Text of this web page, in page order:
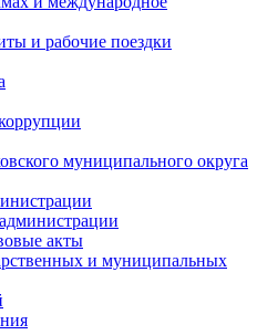
и рабочие поездки
муниципального округа
акты
и муниципальных